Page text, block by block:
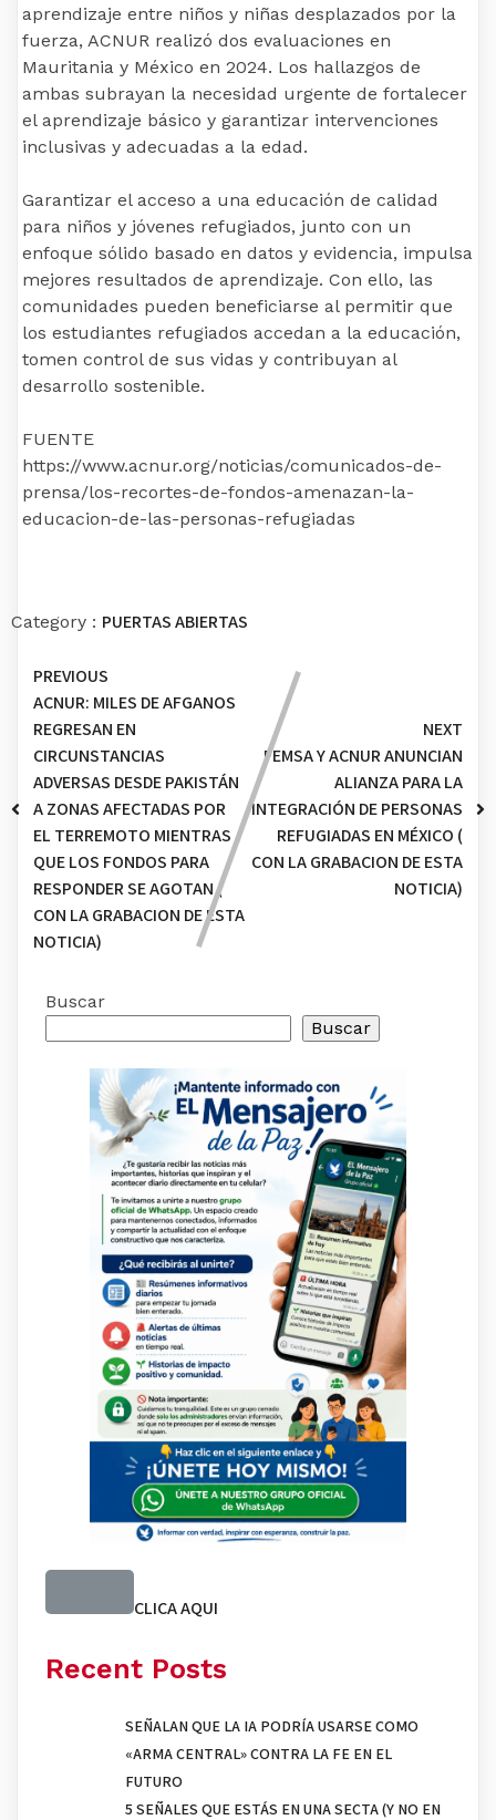
aprendizaje entre niños y niñas desplazados por la
fuerza, ACNUR realizó dos evaluaciones en
Mauritania y México en 2024. Los hallazgos de
ambas subrayan la necesidad urgente de fortalecer
el aprendizaje básico y garantizar intervenciones
inclusivas y adecuadas a la edad.
Garantizar el acceso a una educación de calidad
para niños y jóvenes refugiados, junto con un
enfoque sólido basado en datos y evidencia, impulsa
mejores resultados de aprendizaje. Con ello, las
comunidades pueden beneficiarse al permitir que
los estudiantes refugiados accedan a la educación,
tomen control de sus vidas y contribuyan al
desarrollo sostenible.
FUENTE
https://www.acnur.org/noticias/comunicados-de-
prensa/los-recortes-de-fondos-amenazan-la-
educacion-de-las-personas-refugiadas
Category : PUERTAS ABIERTAS
PREVIOUS
ACNUR: MILES DE AFGANOS
REGRESAN EN
CIRCUNSTANCIAS
ADVERSAS DESDE PAKISTÁN
A ZONAS AFECTADAS POR
EL TERREMOTO MIENTRAS
QUE LOS FONDOS PARA
RESPONDER SE AGOTAN (
CON LA GRABACION DE ESTA
NOTICIA)
NEXT
FEMSA Y ACNUR ANUNCIAN
ALIANZA PARA LA
INTEGRACIÓN DE PERSONAS
REFUGIADAS EN MÉXICO (
CON LA GRABACION DE ESTA
NOTICIA)
Buscar
Buscar
CLICA AQUI
Recent Posts
SEÑALAN QUE LA IA PODRÍA USARSE COMO
«ARMA CENTRAL» CONTRA LA FE EN EL
FUTURO
5 SEÑALES QUE ESTÁS EN UNA SECTA (Y NO EN